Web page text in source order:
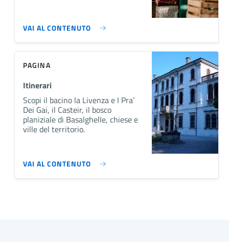
VAI AL CONTENUTO
PAGINA
Itinerari
Scopi il bacino la Livenza e I Pra’
Dei Gai, il Casteir, il bosco
planiziale di Basalghelle, chiese e
ville del territorio.
VAI AL CONTENUTO